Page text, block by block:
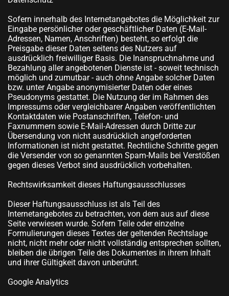
Sofern innerhalb des Internetangebotes die Möglichkeit zur
Eingabe persönlicher oder geschäftlicher Daten (E-Mail-
Adressen, Namen, Anschriften) besteht, so erfolgt die
Preisgabe dieser Daten seitens des Nutzers auf
ausdrücklich freiwilliger Basis. Die Inanspruchnahme und
Bezahlung aller angebotenen Dienste ist - soweit technisch
möglich und zumutbar - auch ohne Angabe solcher Daten
bzw. unter Angabe anonymisierter Daten oder eines
Pseudonyms gestattet. Die Nutzung der im Rahmen des
Impressums oder vergleichbarer Angaben veröffentlichten
Kontaktdaten wie Postanschriften, Telefon- und
Faxnummern sowie E-Mail-Adressen durch Dritte zur
Übersendung von nicht ausdrücklich angeforderten
Informationen ist nicht gestattet. Rechtliche Schritte gegen
die Versender von so genannten Spam-Mails bei Verstößen
gegen dieses Verbot sind ausdrücklich vorbehalten.
Rechtswirksamkeit dieses Haftungsausschlusses
Dieser Haftungsausschluss ist als Teil des
Internetangebotes zu betrachten, von dem aus auf diese
Seite verwiesen wurde. Sofern Teile oder einzelne
Formulierungen dieses Textes der geltenden Rechtslage
nicht, nicht mehr oder nicht vollständig entsprechen sollten,
bleiben die übrigen Teile des Dokumentes in ihrem Inhalt
und ihrer Gültigkeit davon unberührt.
Google Analytics